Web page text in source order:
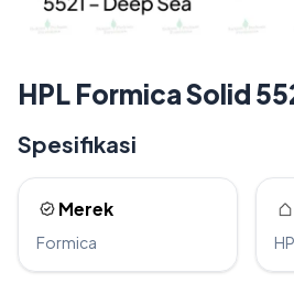
HPL Formica Solid
Spesifikasi
Merek
Formica